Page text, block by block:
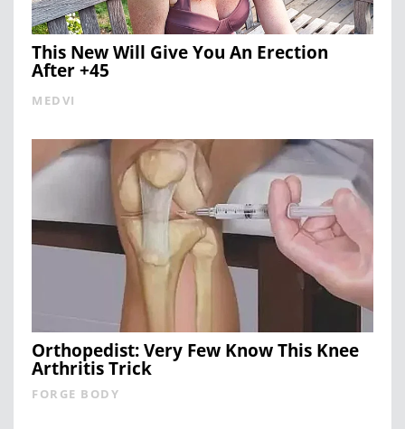
This New Will Give You An Erection
After +45
MEDVI
Orthopedist: Very Few Know This Knee
Arthritis Trick
FORGE BODY